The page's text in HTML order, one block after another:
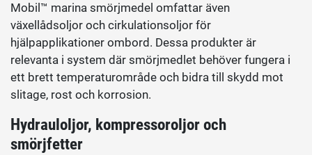
Mobil™ marina smörjmedel omfattar även
växellådsoljor och cirkulationsoljor för
hjälpapplikationer ombord. Dessa produkter är
relevanta i system där smörjmedlet behöver fungera i
ett brett temperaturområde och bidra till skydd mot
slitage, rost och korrosion.
Hydrauloljor, kompressoroljor och
smörjfetter